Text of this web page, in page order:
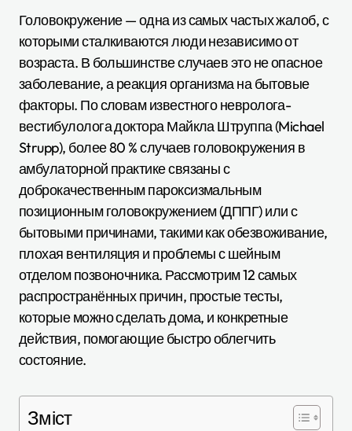
Головокружение — одна из самых частых жалоб, с
которыми сталкиваются люди независимо от
возраста. В большинстве случаев это не опасное
заболевание, а реакция организма на бытовые
факторы. По словам известного невролога-
вестибулолога доктора Майкла Штруппа (Michael
Strupp), более 80 % случаев головокружения в
амбулаторной практике связаны с
доброкачественным пароксизмальным
позиционным головокружением (ДППГ) или с
бытовыми причинами, такими как обезвоживание,
плохая вентиляция и проблемы с шейным
отделом позвоночника. Рассмотрим 12 самых
распространённых причин, простые тесты,
которые можно сделать дома, и конкретные
действия, помогающие быстро облегчить
состояние.
Зміст